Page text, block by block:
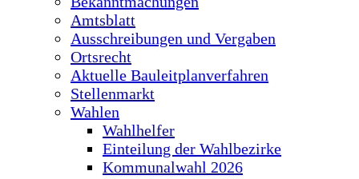
Amtsblatt
Ausschreibungen und Vergaben
Ortsrecht
Aktuelle Bauleitplanverfahren
Stellenmarkt
Wahlen
Wahlhelfer
Einteilung der Wahlbezirke
Kommunalwahl 2026